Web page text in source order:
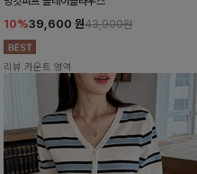
10%39,600 원43,900원
리뷰 카운트 영역